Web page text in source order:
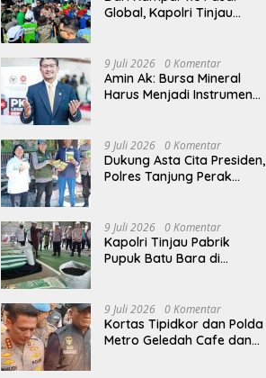
Global, Kapolri Tinjau
9 Juli 2026 0 Komentar
Amin Ak: Bursa Mineral
Harus Menjadi Instrumen
9 Juli 2026 0 Komentar
Dukung Asta Cita Presiden,
Polres Tanjung Perak
Wedi.
9 Juli 2026 0 Komentar
Kapolri Tinjau Pabrik
Pupuk Batu Bara di
Kelompok Tani Riau
9 Juli 2026 0 Komentar
Kortas Tipidkor dan Polda
Metro Geledah Cafe dan